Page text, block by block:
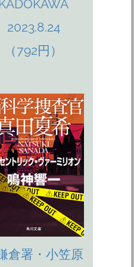
2023.8.24
（792円）
倉署・小笠原